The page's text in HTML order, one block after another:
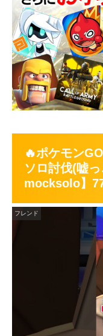
🔥ポケモン
ソロ討伐(嘘
mocksolo】
フレンド